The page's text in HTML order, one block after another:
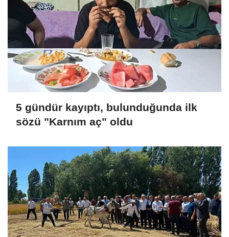
5 gündür kayıptı, bulunduğunda ilk
sözü "Karnım aç" oldu